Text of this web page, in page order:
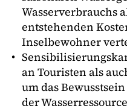
Wasserverbrauchs
entstehenden
Inselbewohner
an Touristen als
um das
der